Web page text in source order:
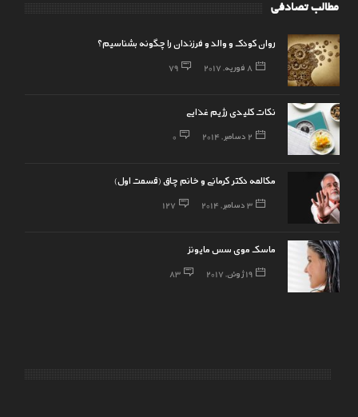
مطالب تصادفی
روان کودک و والد و فرزندان را چگونه بشناسیم؟
8 فوریه, 2017 79
نکات کلیدی رژیم غذایی
2 دسامبر, 2014 0
مکالمه دکتر کرمانی و خانم چاق (قسمت اول)
3 دسامبر, 2014 127
ماسک موی سس مایونز
19 ژوئن, 2017 83